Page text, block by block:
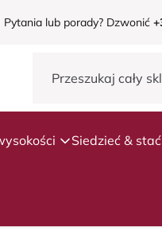
Pytania lub porady? Dzwonić
Siedzieć & stać